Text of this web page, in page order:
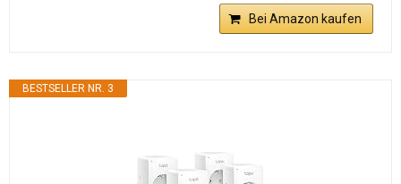
Bei Amazon kaufen
BESTSELLER NR. 3